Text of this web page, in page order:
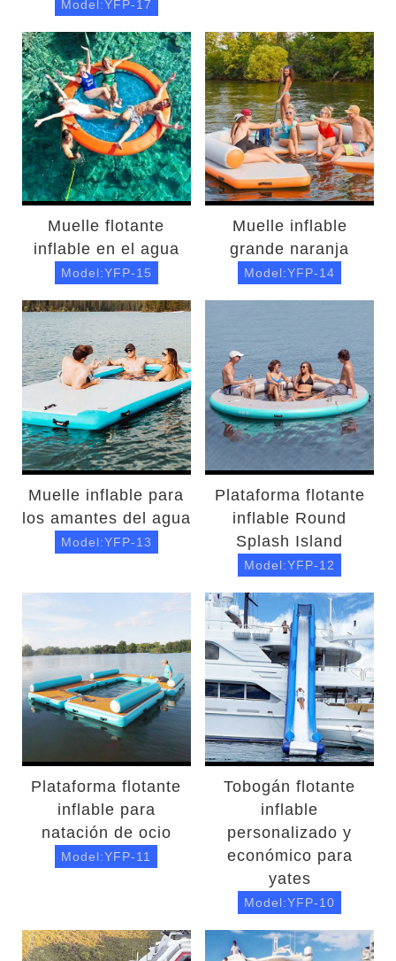
Model:YFP-17
Muelle flotante
inflable en el agua
Model:YFP-15
Muelle inflable
grande naranja
Model:YFP-14
Muelle inflable para
los amantes del agua
Model:YFP-13
Plataforma flotante
inflable Round
Splash Island
Model:YFP-12
Plataforma flotante
inflable para
natación de ocio
Model:YFP-11
Tobogán flotante
inflable
personalizado y
económico para
yates
Model:YFP-10